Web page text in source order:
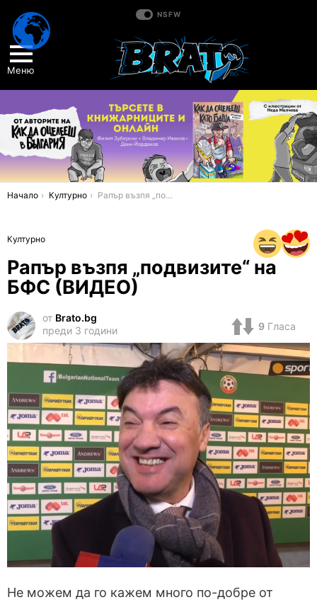
NSFW
Меню
You are here:
Начало Културно Рапър възпя „подвизите“ на БФС (ВИДЕО)
Културно
Рапър възпя „подвизите“ на
БФС (ВИДЕО)
от Brato.bg
преди 3 години
9 Гласа
Не можем да го кажем много по-добре от